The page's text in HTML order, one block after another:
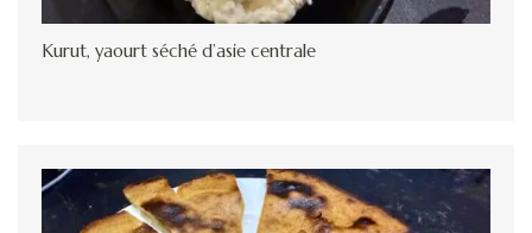
Kurut, yaourt séché d’asie centrale